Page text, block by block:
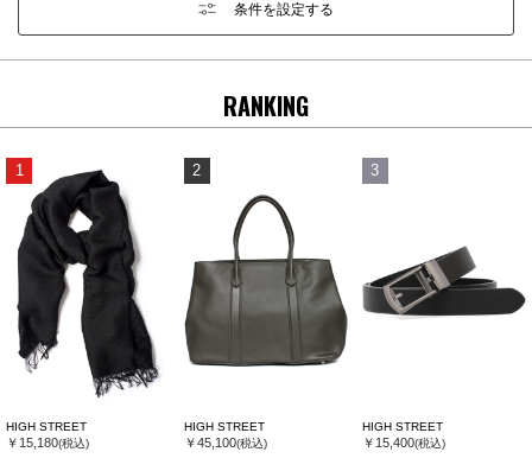
条件を設定する
RANKING
1
HIGH STREET
￥15,180(税込)
2
HIGH STREET
￥45,100(税込)
3
HIGH STREET
￥15,400(税込)